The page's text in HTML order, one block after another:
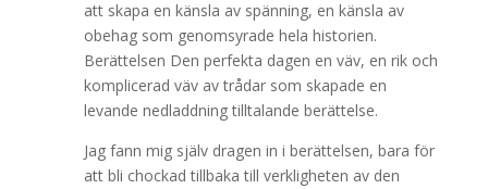
att skapa en känsla av spänning, en känsla av
obehag som genomsyrade hela historien.
Berättelsen Den perfekta dagen en väv, en rik och
komplicerad väv av trådar som skapade en
levande nedladdning tilltalande berättelse.
Jag fann mig själv dragen in i berättelsen, bara för
att bli chockad tillbaka till verkligheten av den